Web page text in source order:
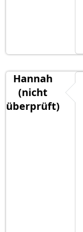
Hannah
(nicht
überprüft)